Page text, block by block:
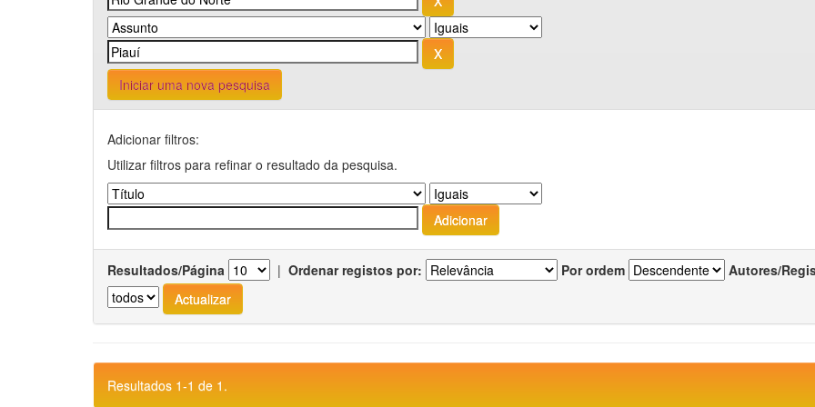
Iniciar uma nova pesquisa
Adicionar filtros:
Utilizar filtros para refinar o resultado da pesquisa.
Resultados/Página | Ordenar registos por: Por ordem Autores/
Resultados 1-1 de 1.